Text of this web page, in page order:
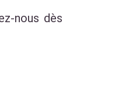
nous dès